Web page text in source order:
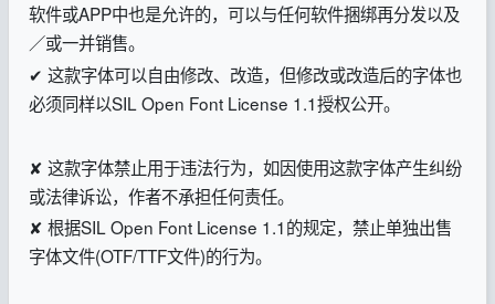
软件或APP中也是允许的，可以与任何软件捆绑再分发以及
／或一并销售。
✔ 这款字体可以自由修改、改造，但修改或改造后的字体也
必须同样以SIL Open Font License 1.1授权公开。
✘ 这款字体禁止用于违法行为，如因使用这款字体产生纠纷
或法律诉讼，作者不承担任何责任。
✘ 根据SIL Open Font License 1.1的规定，禁止单独出售
字体文件(OTF/TTF文件)的行为。